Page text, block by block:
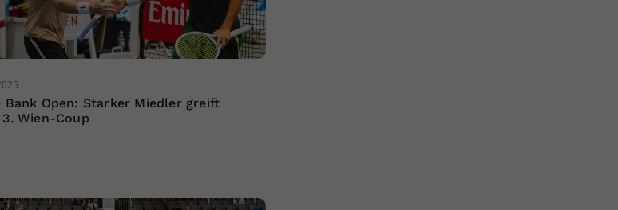
Bank Open: Starker Miedler greift
Wien-Coup